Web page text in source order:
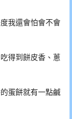
我還會怕會不會
得到餅皮香、蔥
蛋餅就有一點鹹